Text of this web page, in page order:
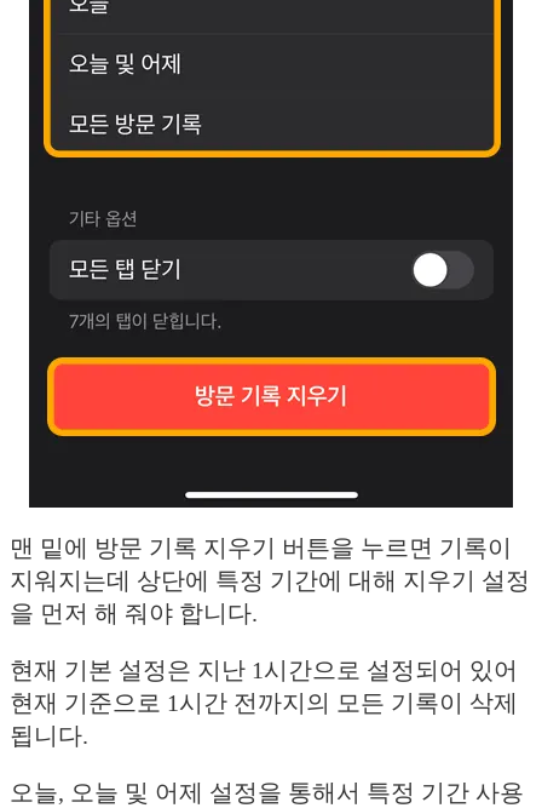
맨 밑에 방문 기록 지우기 버튼을 누르면 기록이
지워지는데 상단에 특정 기간에 대해 지우기 설정
을 먼저 해 줘야 합니다.
현재 기본 설정은 지난 1시간으로 설정되어 있어
현재 기준으로 1시간 전까지의 모든 기록이 삭제
됩니다.
오늘, 오늘 및 어제 설정을 통해서 특정 기간 사용